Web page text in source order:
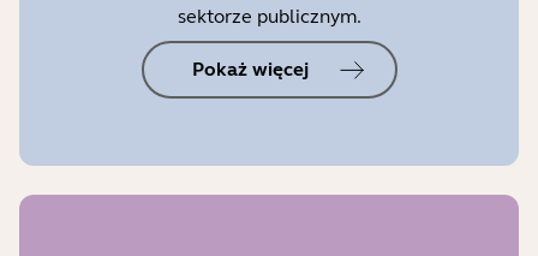
sektorze publicznym.
Pokaż więcej